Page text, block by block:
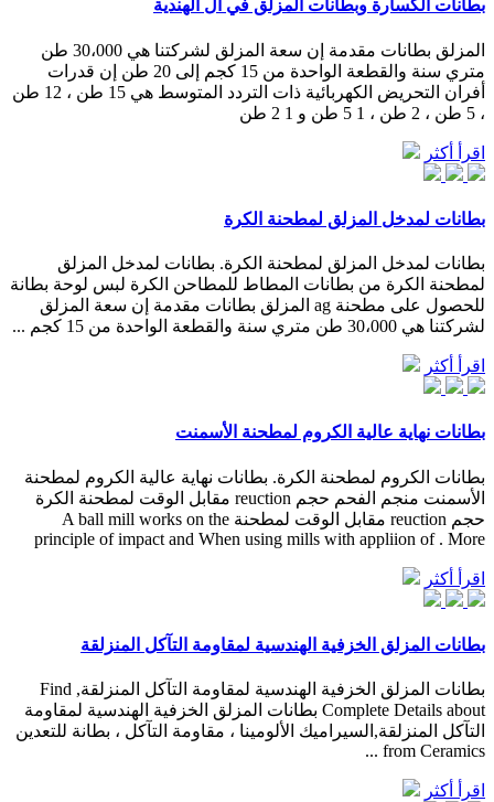
بطانات الكسارة وبطانات المزلق في ال الهندية
المزلق بطانات مقدمة إن سعة المزلق لشركتنا هي 30،000 طن
متري سنة والقطعة الواحدة من 15 كجم إلى 20 طن إن قدرات
أفران التحريض الكهربائية ذات التردد المتوسط هي 15 طن ، 12 طن
، 5 طن ، 2 طن ، 1 5 طن و 1 2 طن
اقرأ أكثر
بطانات لمدخل المزلق لمطحنة الكرة
بطانات لمدخل المزلق لمطحنة الكرة. بطانات لمدخل المزلق
لمطحنة الكرة من بطانات المطاط للمطاحن الكرة لبس لوحة بطانة
للحصول على مطحنة ag المزلق بطانات مقدمة إن سعة المزلق
لشركتنا هي 30،000 طن متري سنة والقطعة الواحدة من 15 كجم ...
اقرأ أكثر
بطانات نهاية عالية الكروم لمطحنة الأسمنت
بطانات الكروم لمطحنة الكرة. بطانات نهاية عالية الكروم لمطحنة
الأسمنت منجم الفحم حجم reuction مقابل الوقت لمطحنة الكرة
حجم reuction مقابل الوقت لمطحنة A ball mill works on the
principle of impact and When using mills with appliion of . More
اقرأ أكثر
بطانات المزلق الخزفية الهندسية لمقاومة التآكل المنزلقة
بطانات المزلق الخزفية الهندسية لمقاومة التآكل المنزلقة, Find
Complete Details about بطانات المزلق الخزفية الهندسية لمقاومة
التآكل المنزلقة,السيراميك الألومينا ، مقاومة التآكل ، بطانة للتعدين
from Ceramics ...
اقرأ أكثر